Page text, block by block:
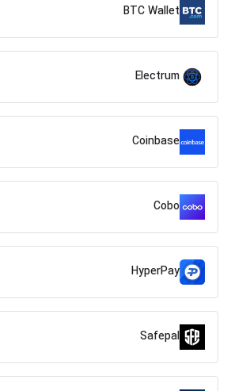
BTC Wallet
Electrum
Coinbase
Cobo
HyperPay
Safepal